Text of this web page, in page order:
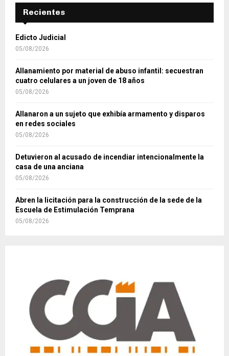
Recientes
Edicto Judicial
05/08/2026
Allanamiento por material de abuso infantil: secuestran
cuatro celulares a un joven de 18 años
05/08/2026
Allanaron a un sujeto que exhibía armamento y disparos
en redes sociales
05/08/2026
Detuvieron al acusado de incendiar intencionalmente la
casa de una anciana
05/08/2026
Abren la licitación para la construcción de la sede de la
Escuela de Estimulación Temprana
05/08/2026